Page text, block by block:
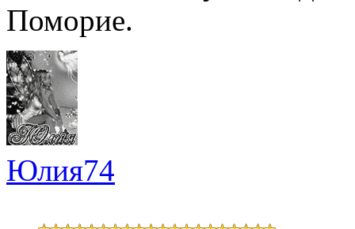
Поморие.
Юлия74